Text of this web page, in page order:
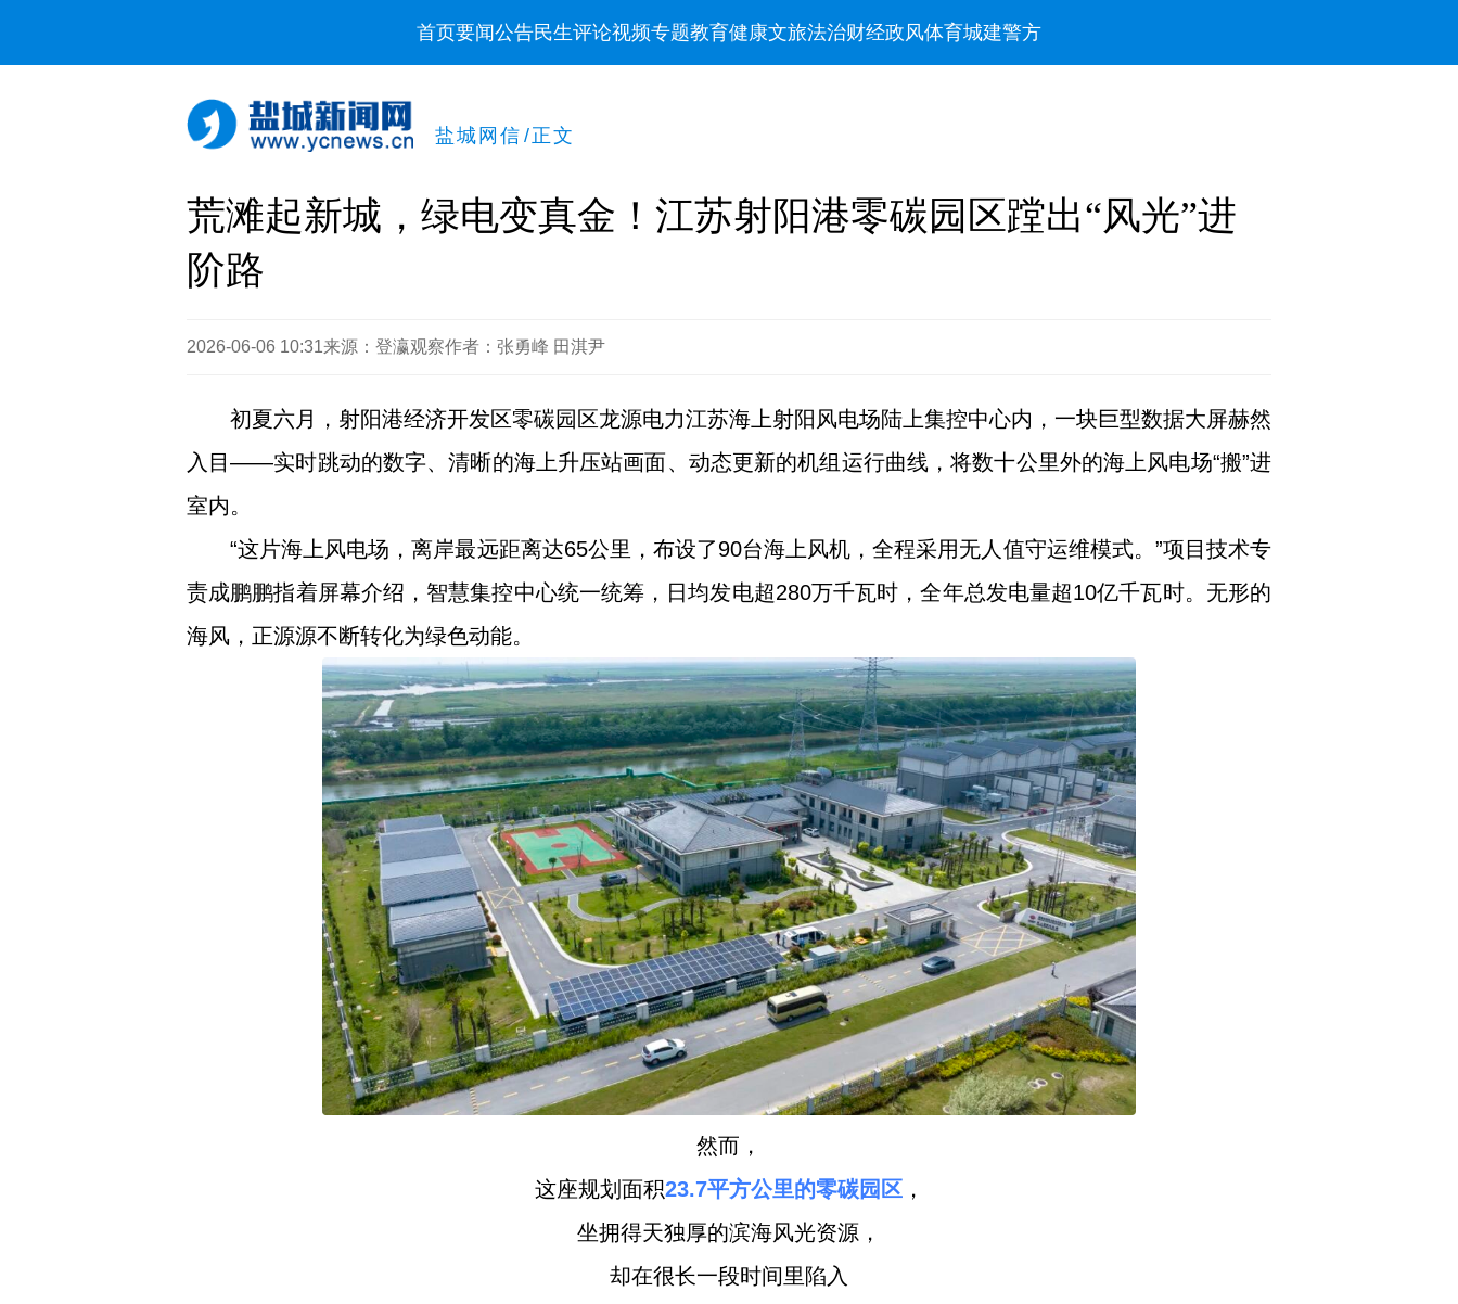
首页要闻公告民生评论视频专题教育健康文旅法治财经政风体育城建警方
盐城网信 /正文
荒滩起新城，绿电变真金！江苏射阳港零碳园区蹚出“风光”进
阶路
2026-06-06 10:31来源：登瀛观察作者：张勇峰 田淇尹
初夏六月，射阳港经济开发区零碳园区龙源电力江苏海上射阳风电场陆上集控中心内，一块巨型数据大屏赫然
入目——实时跳动的数字、清晰的海上升压站画面、动态更新的机组运行曲线，将数十公里外的海上风电场“搬”进
室内。
“这片海上风电场，离岸最远距离达65公里，布设了90台海上风机，全程采用无人值守运维模式。”项目技术专
责成鹏鹏指着屏幕介绍，智慧集控中心统一统筹，日均发电超280万千瓦时，全年总发电量超10亿千瓦时。无形的
海风，正源源不断转化为绿色动能。
然而，
这座规划面积23.7平方公里的零碳园区，
坐拥得天独厚的滨海风光资源，
却在很长一段时间里陷入